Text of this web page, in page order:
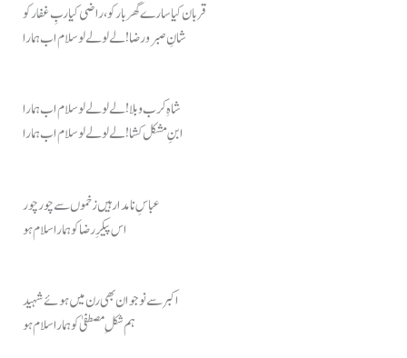
قربان کیا سارے گھر بار کو، راضی کیا ربِ غفار کو
شانِ صبر و رضا! لے لو لے لو سلام اب ہمارا
شاہِ کرب و بلا! لے لو لے لو سلام اب ہمارا
ابنِ مشکل کشا! لے لو لے لو سلام اب ہمارا
عباسِ نامدار ہیں زخموں سے چور چور
اس پیکرِ رضا کو ہمارا سلام ہو
اکبر سے نوجوان بھی رن میں ہوئے شہید
ہم شکلِ مصطفیٰ کو ہمارا سلام ہو